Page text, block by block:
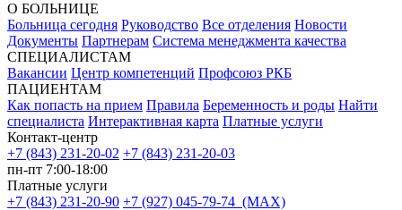
О БОЛЬНИЦЕ
Больница сегодня Руководство Все отделения Новости
Документы Партнерам Система менеджмента качества
СПЕЦИАЛИСТАМ
Вакансии Центр компетенций Профсоюз РКБ
ПАЦИЕНТАМ
Как попасть на прием Правила Беременность и роды Найти
специалиста Интерактивная карта Платные услуги
Контакт-центр
+7 (843) 231-20-02 +7 (843) 231-20-03
пн-пт 7:00-18:00
Платные услуги
+7 (843) 231-20-90 +7 (927) 045-79-74 (MAX)